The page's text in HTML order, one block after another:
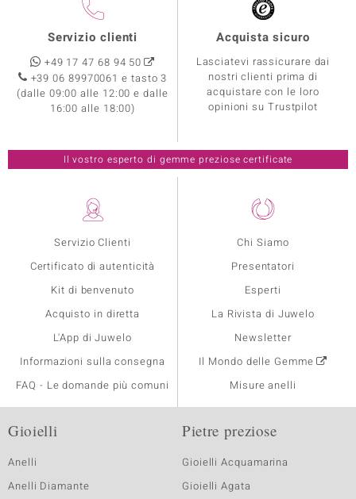
Servizio Clienti
Certificato di autenticità
Kit di benvenuto
Acquisto in diretta
L'App di Juwelo
Informazioni sulla consegna
FAQ - Le domande più comuni
Chi Siamo
Presentatori
Esperti
La Rivista di Juwelo
Newsletter
Il Mondo delle Gemme
Misure anelli
Servizio clienti
+49 17 47 68 94 50
+39 06 89970061 e tasto 3
(dalle 09:00 alle 12:00 e dalle
16:00 alle 18:00)
Acquista sicuro
Lasciatevi rassicurare dai
nostri clienti prima di
acquistare con le loro
opinioni su Trustpilot
Il vostro esperto di gemme preziose certificate
Gioielli
Anelli
Anelli Diamante
Pietre preziose
Gioielli Acquamarina
Gioielli Agata